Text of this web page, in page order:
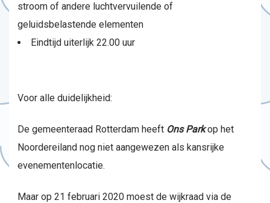
stroom of andere luchtvervuilende of
geluidsbelastende elementen
Eindtijd uiterlijk 22.00 uur
Voor alle duidelijkheid:
De gemeenteraad Rotterdam heeft Ons Parkop het
Noordereiland nog niet aangewezen als kansrijke
evenementenlocatie.
Maar op 21 februari 2020 moest de wijkraad via de